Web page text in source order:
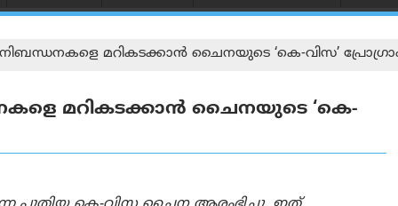
നിബന്ധനകളെ മറികടക്കാന്‍ ചൈനയുടെ ‘കെ-വിസ’
മറികടക്കാന്‍ ചൈനയുടെ ‘കെ-